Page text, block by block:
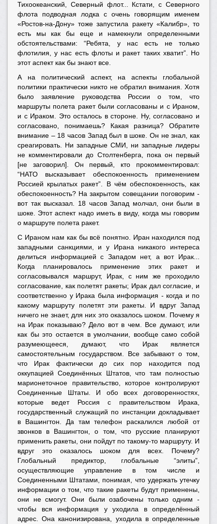
Тихоокеанский, Северный флот... Кстати, с Северного
флота подводная лодка с очень говорящим именем
«Ростов-на-Дону» тоже запустила ракету «Калибр», то
есть мы как бы еще и намекнули определенными
обстоятельствами: “Ребята, у нас есть не только
флотилия, у нас есть флоты и ракет таких хватит”. Но
этот аспект как бы знают все.
А на политический аспект, на аспекты глобальной
политики практически никто не обратил внимания. Хотя
было заявление руководства России о том, что
маршруты полета ракет были согласованы и с Ираном,
и с Ираком. Это осталось в стороне. Ну, согласовано и
согласовано, понимаешь? Какая разница? Обратите
внимание – 18 часов Запад был в шоке. Он не знал, как
среагировать. Ни западные СМИ, ни западные лидеры
не комментировали до Столтенберга, пока он первый
[не заговорил]. Он первый, кто прокомментировал:
“НАТО высказывает обеспокоенность применением
Россией крылатых ракет”. В чём обеспокоенность, как
обеспокоенность? На закрытом совещании поговорим -
вот так высказал. 18 часов Запад молчал, они были в
шоке. Этот аспект надо иметь в виду, когда мы говорим
о маршруте полета ракет.
С Ираном нам как бы всё понятно. Иран находился под
западными санкциями, и у Ирана никакого интереса
делиться информацией с Западом нет, а вот Ирак...
Когда планировалось применение этих ракет и
согласовывался маршрут, Ирак, с ним же проходило
согласование, как полетят ракеты; Ирак дал согласие, и
соответственно у Ирака была информация - когда и по
какому маршруту полетят эти ракеты. И вдруг Запад
ничего не знает, для них это оказалось шоком. Почему я
на Ирак показываю? Дело вот в чем. Все думают, или
как бы это остается в умолчании, вообще само собой
разумеющееся, думают, что Ирак является
самостоятельным государством. Все забывают о том,
что Ирак фактически до сих пор находится под
оккупацией Соединённых Штатов, что там полностью
марионеточное правительство, которое контролируют
Соединенные Штаты. И обо всех договоренностях,
которые ведет Россия с правительством Ирака,
государственный служащий по инстанции докладывает
в Вашингтон. Да там телефон раскалился любой от
звонков в Вашингтон, о том, что русские планируют
применить ракеты, они пойдут по такому-то маршруту. И
вдруг это оказалось шоком для всех. Почему?
Глобальный предиктор, глобальные “элиты”,
осуществляющие управление в том числе и
Соединенными Штатами, понимая, что удержать утечку
информации о том, что такие ракеты будут применены,
они не смогут. Они были озабочены только одним -
чтобы вся информация у уходила в определённый
адрес. Она канонизирована, уходила в определенные